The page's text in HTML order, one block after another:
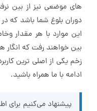
های موضعی نیز از بین
دوران بلوغ شما باشد که
این موارد با هر مقدار
بین خواهند رفت که
زخم یکی از اصلی ترین
ادامه با ما همراه باشید.
پیشنهاد می‌کنیم برای